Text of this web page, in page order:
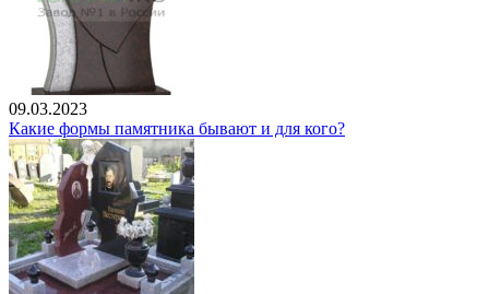
09.03.2023
Какие формы памятника бывают и для кого?